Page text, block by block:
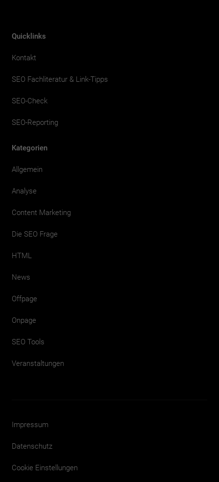
Quicklinks
Kontakt
SEO Fachliteratur & Link-Tipps
SEO-Check
SEO-Reporting
Kategorien
Allgemein
Analyse
Content Marketing
Die SEO Frage
HTML
News
Offpage
Onpage
SEO Tools
Veranstaltungen
Impressum
Datenschutz
Cookie Einstellungen